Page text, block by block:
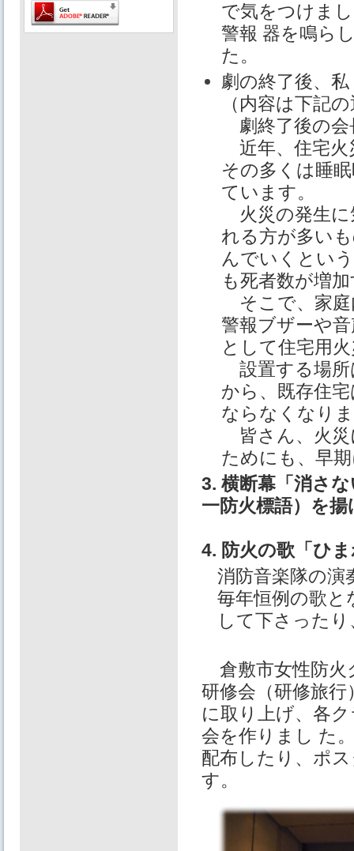
で気をつけま
警報 器を鳴ら
た。
劇の終了後、
（内容は下記
劇終了後の会
近年、住宅火
その多くは睡
ています。
火災の発生に
れる方が多い
んでいくとい
も死者数が増
そこで、家庭
警報ブザーや
として住宅用
設置する場所
から、既存住
ならなくなり
皆さん、火災
ためにも、早
3. 横断幕「消さ
一防火標語）を
4. 防火の歌「ひ
消防音楽隊の演
毎年恒例の歌と
して下さった
倉敷市女性防火
研修会（研修旅
に取り上げ、各
会を作りまし た
配布したり、ポ
す。